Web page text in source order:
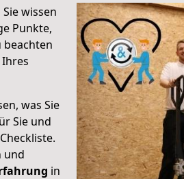
wissen
Punkte,
beachten
was Sie
Sie und
und
in